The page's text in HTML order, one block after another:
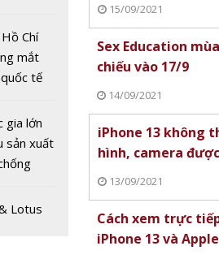
Chí
mắt
tế
gia lớn
sản xuất
Lotus
15/09/2021
Sex Education
chiếu vào 17/9
14/09/2021
iPhone 13 không
hình, camera
13/09/2021
Cách xem trực
iPhone 13 và